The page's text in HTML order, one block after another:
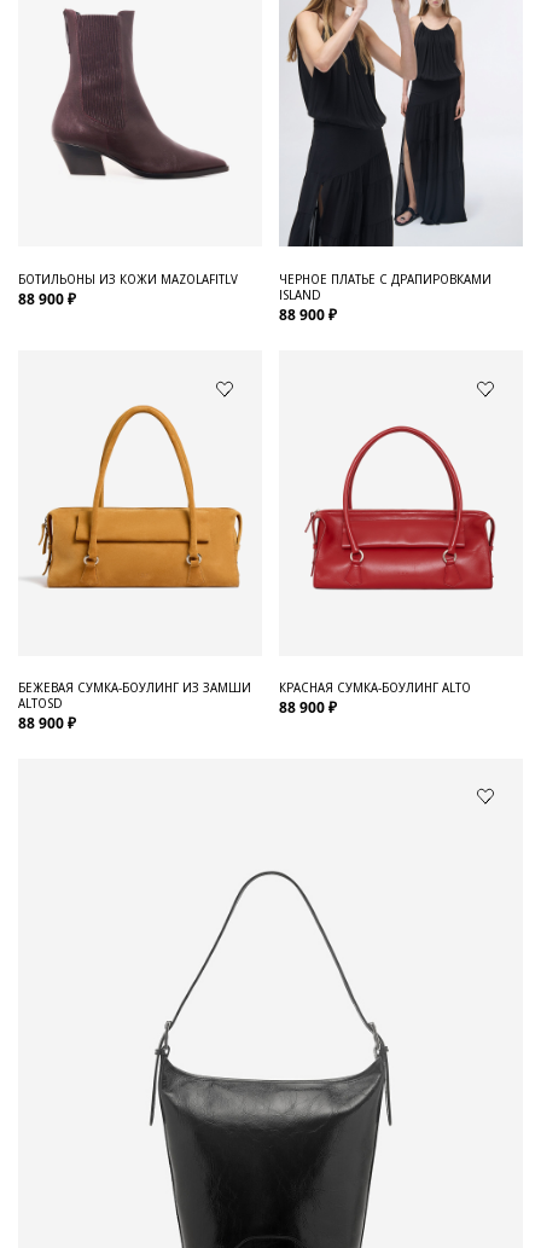
БОТИЛЬОНЫ ИЗ КОЖИ MAZOLAFITLV
88 900 ₽
ЧЕРНОЕ ПЛАТЬЕ С ДРАПИРОВКАМИ
ISLAND
88 900 ₽
БЕЖЕВАЯ СУМКА-БОУЛИНГ ИЗ ЗАМШИ
ALTOSD
88 900 ₽
КРАСНАЯ СУМКА-БОУЛИНГ ALTO
88 900 ₽